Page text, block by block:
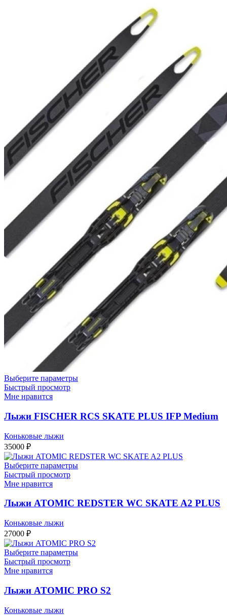
Выберите параметры
Быстрый просмотр
Мне нравится
Лыжи FISCHER RCS SKATE PLUS IFP Medium
Коньковые лыжи
35000 ₽
Выберите параметры
Быстрый просмотр
Мне нравится
Лыжи ATOMIC REDSTER WC SKATE A2 PLUS
Коньковые лыжи
27000 ₽
Выберите параметры
Быстрый просмотр
Мне нравится
Лыжи ATOMIC PRO S2
Коньковые лыжи